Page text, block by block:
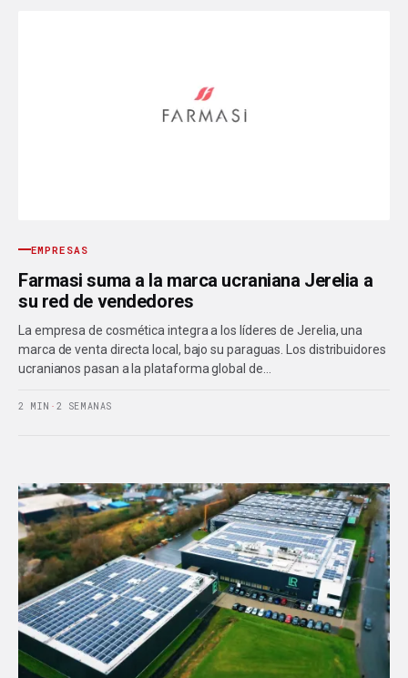
EMPRESAS
Farmasi suma a la marca ucraniana Jerelia a
su red de vendedores
La empresa de cosmética integra a los líderes de Jerelia, una
marca de venta directa local, bajo su paraguas. Los distribuidores
ucranianos pasan a la plataforma global de…
2 MIN · 2 SEMANAS